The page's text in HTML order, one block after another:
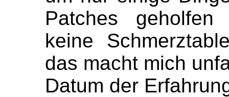
Patches
keine
das macht mich
Datum der